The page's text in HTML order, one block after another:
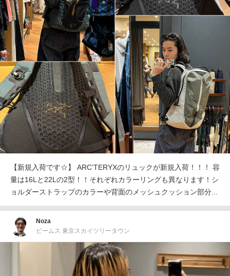
【新規入荷です☆】 ARC’TERYXのリュックが新規入荷！！！ 容
量は16Lと22Lの2型！！それぞれカラーリングも異なります！シ
ョルダーストラップのカラーや背面のメッシュクッション部分...
Noza
ビームス 東京スカイツリータウン